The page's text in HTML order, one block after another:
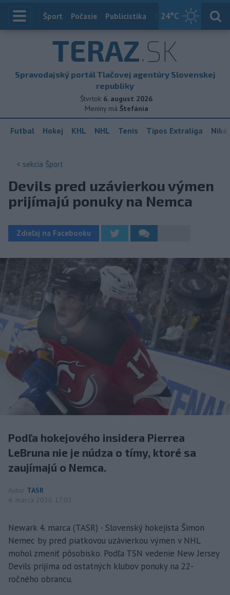
24°C
Index
Šport Počasie Publicistika Slovensko
TERAZ.SK
Spravodajský portál Tlačovej agentúry Slovenskej
republiky
Štvrtok 6. august 2026
Meniny má Štefánia
Futbal Hokej KHL NHL Tenis Tipos Extraliga
< sekcia Šport
Devils pred uzávierkou výmen
prijímajú ponuky na Nemca
Zdieľaj na Facebooku
Podľa hokejového insidera Pierrea
LeBruna nie je núdza o tímy, ktoré sa
zaujímajú o Nemca.
Autor TASR
4. marca 2026 17:02
Newark 4. marca (TASR) - Slovenský hokejista Šimon
Nemec by pred piatkovou uzávierkou výmen v NHL
mohol zmeniť pôsobisko. Podľa TSN vedenie New Jersey
Devils prijíma od ostatných klubov ponuky na 22-
ročného obrancu.